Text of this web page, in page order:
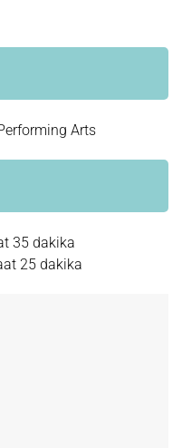
Arts
35 dakika
25 dakika